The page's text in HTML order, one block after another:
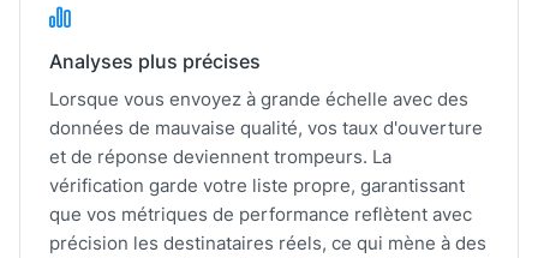
Analyses plus précises
Lorsque vous envoyez à grande échelle avec des
données de mauvaise qualité, vos taux d'ouverture
et de réponse deviennent trompeurs. La
vérification garde votre liste propre, garantissant
que vos métriques de performance reflètent avec
précision les destinataires réels, ce qui mène à des